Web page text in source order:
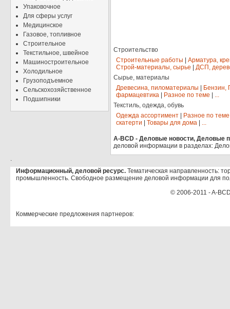
Упаковочное
Для сферы услуг
Медицинское
Газовое, топливное
Строительное
Текстильное, швейное
Машиностроительное
Холодильное
Грузоподъемное
Сельскохозяйственное
Подшипники
Строительство
Строительные работы
Арматура,
Строй-материалы, сырье
ДСП,
Сырье, материалы
Древесина, пиломатериалы
Бензин,
фармацевтика
Разное по теме
...
Текстиль, одежда, обувь
Одежда ассортимент
Разное по теме
скатерти
Товары для дома ...
A-BCD - Деловые новости, Деловые
деловой информации в разделах:
.
Информационный, деловой ресурс. Тематическая направленность:
промышленность. Свободное размещение деловой информации для
© 2006-2011 - A-
Коммерческие предложения партнеров: